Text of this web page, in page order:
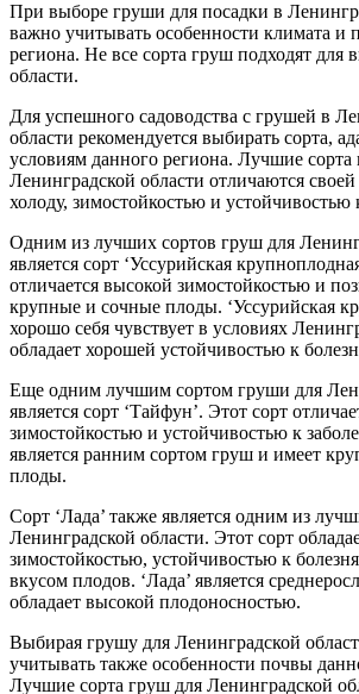
При выборе груши для посадки в
важно учитывать особенности климата и
региона. Не все сорта груш подходят для
области.
Для успешного садоводства с грушей в
области рекомендуется выбирать сорта,
условиям данного региона. Лучшие сорта
Ленинградской области отличаются
холоду, зимостойкостью и устойчивостью
Одним из лучших сортов груш для
является сорт ‘Уссурийская
отличается высокой зимостойкостью и
крупные и сочные плоды. ‘Уссурийская
хорошо себя чувствует в условиях
обладает хорошей устойчивостью к
Еще одним лучшим сортом груши для
является сорт ‘Тайфун’. Этот сорт
зимостойкостью и устойчивостью к
является ранним сортом груш и имеет
плоды.
Сорт ‘Лада’ также является одним из
Ленинградской области. Этот сорт
зимостойкостью, устойчивостью к
вкусом плодов. ‘Лада’ является
обладает высокой плодоносностью.
Выбирая грушу для Ленинградской
учитывать также особенности почвы
Лучшие сорта груш для Ленинградской